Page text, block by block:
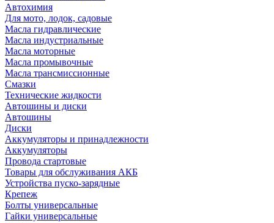
Автохимия
Для мото, лодок, садовые
Масла гидравлические
Масла индустриальные
Масла моторные
Масла промывочные
Масла трансмиссионные
Смазки
Технические жидкости
Автошины и диски
Автошины
Диски
Аккумуляторы и принадлежности
Аккумуляторы
Провода стартовые
Товары для обслуживания АКБ
Устройства пуско-зарядные
Крепеж
Болты универсальные
Гайки универсальные